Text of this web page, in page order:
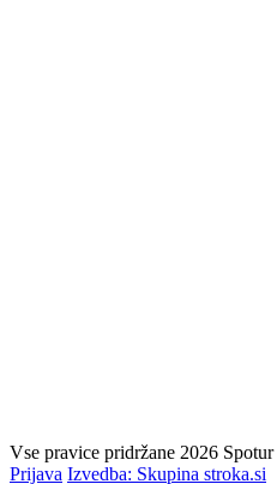
Vse pravice pridržane 2026 Spotur
Prijava Izvedba: Skupina stroka.si